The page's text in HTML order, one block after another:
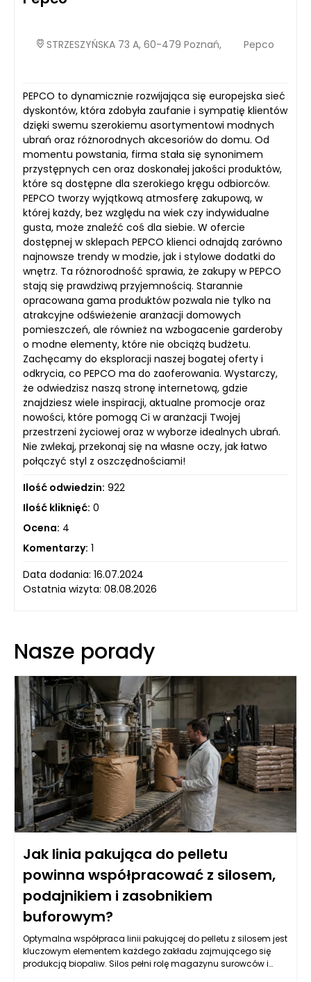
STRZESZYŃSKA 73 A, 60-479 Poznań, Pepco
PEPCO to dynamicznie rozwijająca się europejska sieć
dyskontów, która zdobyła zaufanie i sympatię klientów
dzięki swemu szerokiemu asortymentowi modnych
ubrań oraz różnorodnych akcesoriów do domu. Od
momentu powstania, firma stała się synonimem
przystępnych cen oraz doskonałej jakości produktów,
które są dostępne dla szerokiego kręgu odbiorców.
PEPCO tworzy wyjątkową atmosferę zakupową, w
której każdy, bez względu na wiek czy indywidualne
gusta, może znaleźć coś dla siebie. W ofercie
dostępnej w sklepach PEPCO klienci odnajdą zarówno
najnowsze trendy w modzie, jak i stylowe dodatki do
wnętrz. Ta różnorodność sprawia, że zakupy w PEPCO
stają się prawdziwą przyjemnością. Starannie
opracowana gama produktów pozwala nie tylko na
atrakcyjne odświeżenie aranżacji domowych
pomieszczeń, ale również na wzbogacenie garderoby
o modne elementy, które nie obciążą budżetu.
Zachęcamy do eksploracji naszej bogatej oferty i
odkrycia, co PEPCO ma do zaoferowania. Wystarczy,
że odwiedzisz naszą stronę internetową, gdzie
znajdziesz wiele inspiracji, aktualne promocje oraz
nowości, które pomogą Ci w aranżacji Twojej
przestrzeni życiowej oraz w wyborze idealnych ubrań.
Nie zwlekaj, przekonaj się na własne oczy, jak łatwo
połączyć styl z oszczędnościami!
Ilość odwiedzin: 922
Ilość kliknięć: 0
Ocena: 4
Komentarzy: 1
Data dodania: 16.07.2024
Ostatnia wizyta: 08.08.2026
Nasze porady
Jak linia pakująca do pelletu
powinna współpracować z silosem,
podajnikiem i zasobnikiem
buforowym?
Optymalna współpraca linii pakującej do pelletu z silosem jest
kluczowym elementem każdego zakładu zajmującego się
produkcją biopaliw. Silos pełni rolę magazynu surowców i